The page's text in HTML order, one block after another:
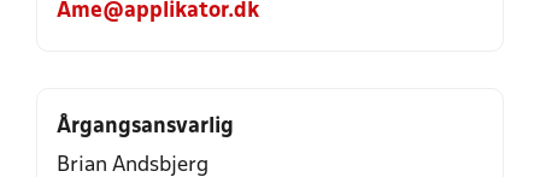
Ame@applikator.dk
Årgangsansvarlig
Brian Andsbjerg